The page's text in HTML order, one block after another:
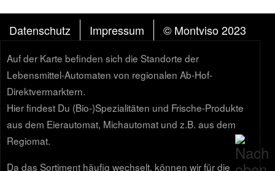
Datenschutz Impressum © Montviso 2023
Auf der Karte befinden sich die Standorte der
Lebensmittel-Automaten von regionalen Ab-Hof-
Direktvermarktern.
Hier findest Du (Bio-)Spezialitäten und Frische-Produkte
aus dem Eierautomat, Michautomat und z.B. aus dem
Regiomat.
Da das Sortiment häufig wechselt, können wir für die